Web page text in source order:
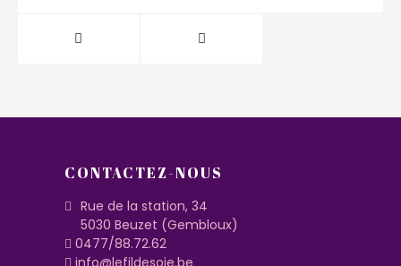
CONTACTEZ-NOUS
Rue de la station, 34
5030 Beuzet (Gembloux)
0477/88.72.62
info@lefildesoie.be